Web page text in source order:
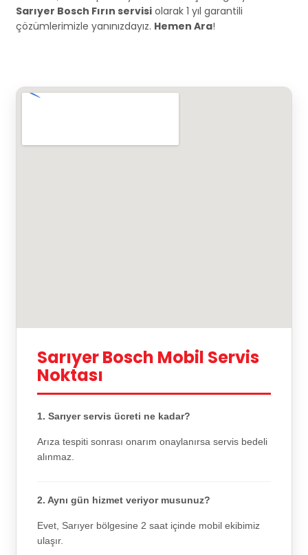
Sarıyer Bosch Fırın servisi olarak 1 yıl garantili
çözümlerimizle yanınızdayız. Hemen Ara!
Sarıyer Bosch Mobil Servis
Noktası
1. Sarıyer servis ücreti ne kadar?
Arıza tespiti sonrası onarım onaylanırsa servis bedeli
alınmaz.
2. Aynı gün hizmet veriyor musunuz?
Evet, Sarıyer bölgesine 2 saat içinde mobil ekibimiz
ulaşır.